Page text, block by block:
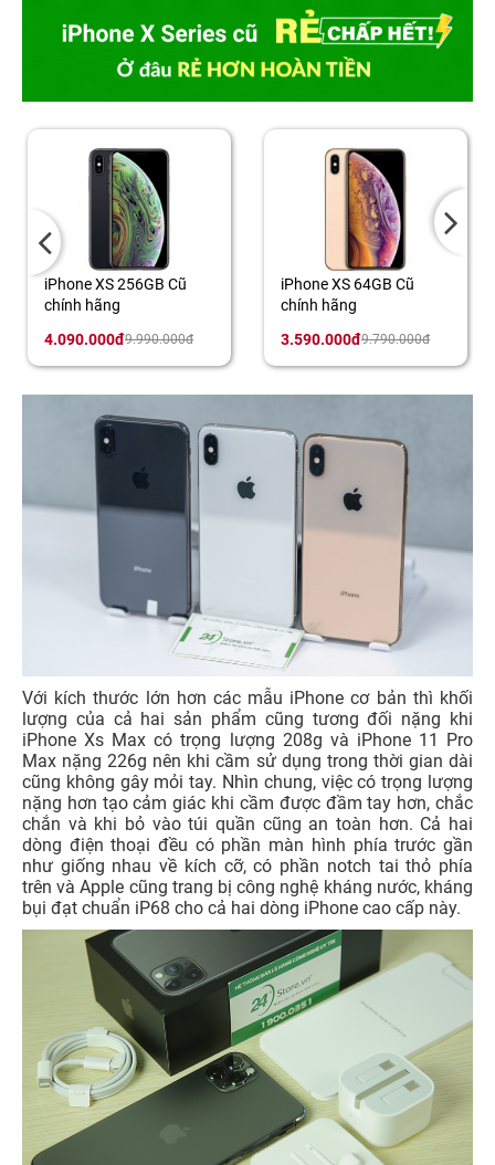
iPhone XS 256GB Cũ
chính hãng
4.090.000đ9.990.000đ
iPhone XS 64GB Cũ
chính hãng
3.590.000đ9.790.000đ
Với kích thước lớn hơn các mẫu iPhone cơ bản thì khối
lượng của cả hai sản phẩm cũng tương đối nặng khi
iPhone Xs Max có trọng lượng 208g và iPhone 11 Pro
Max nặng 226g nên khi cầm sử dụng trong thời gian dài
cũng không gây mỏi tay. Nhìn chung, việc có trọng lượng
nặng hơn tạo cảm giác khi cầm được đầm tay hơn, chắc
chắn và khi bỏ vào túi quần cũng an toàn hơn. Cả hai
dòng điện thoại đều có phần màn hình phía trước gần
như giống nhau về kích cỡ, có phần notch tai thỏ phía
trên và Apple cũng trang bị công nghệ kháng nước, kháng
bụi đạt chuẩn iP68 cho cả hai dòng iPhone cao cấp này.